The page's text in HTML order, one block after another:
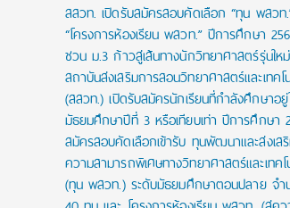
สสวท. เปิดรับสมัครสอบคัดเลือก “ทุน พสวท
“โครงการห้องเรียน พสวท.” ปีการศึกษา
ชวน ม.3 ก้าวสู่เส้นทางนักวิทยาศาสตร์รุ่นใหม่
สถาบันส่งเสริมการสอนวิทยาศาสตร์และเทคโ
(สสวท.) เปิดรับสมัครนักเรียนที่กำลังศึกษาอ
มัธยมศึกษาปีที่ 3 หรือเทียบเท่า ปีการศึกษา
สมัครสอบคัดเลือกเข้ารับ ทุนพัฒนาและส่งเส
ความสามารถพิเศษทางวิทยาศาสตร์และเทคโ
(ทุน พสวท.) ระดับมัธยมศึกษาตอนปลาย จำ